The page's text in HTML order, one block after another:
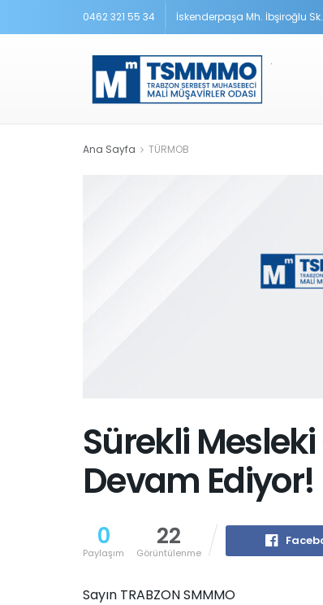
0462 321 55 34 İskenderpaşa Mh. İbşiroğlu
Ana Sayfa TÜRMOB
Sürekli
Devam Ediyor!
0
Paylaşım
22
Görüntülenme
Sayın TRABZON SMMMO